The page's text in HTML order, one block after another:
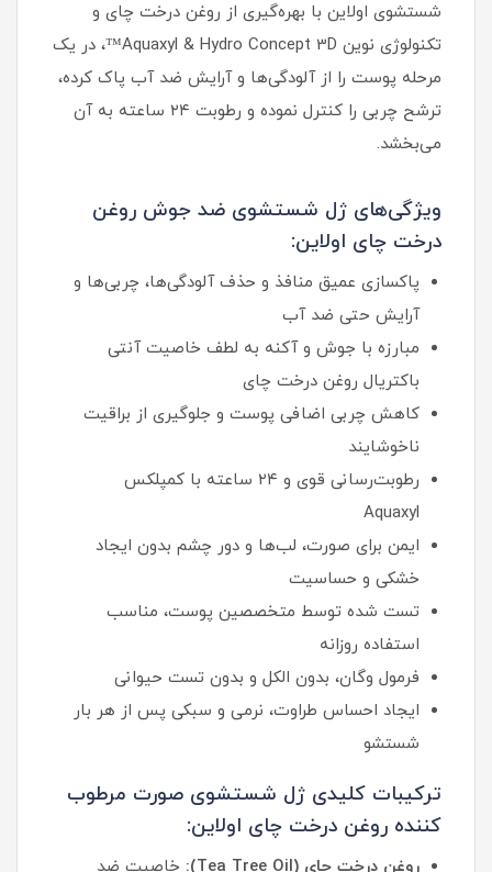
شستشوی اولاین با بهره‌گیری از روغن درخت چای و
تکنولوژی نوین Aquaxyl & Hydro Concept 3D™، در یک
مرحله پوست را از آلودگی‌ها و آرایش ضد آب پاک کرده،
ترشح چربی را کنترل نموده و رطوبت ۲۴ ساعته به آن
می‌بخشد.
ویژگی‌های ژل شستشوی ضد جوش روغن
درخت چای اولاین:
پاکسازی عمیق منافذ و حذف آلودگی‌ها، چربی‌ها و
آرایش حتی ضد آب
مبارزه با جوش و آکنه به لطف خاصیت آنتی‌
باکتریال روغن درخت چای
کاهش چربی اضافی پوست و جلوگیری از براقیت
ناخوشایند
رطوبت‌رسانی قوی و ۲۴ ساعته با کمپلکس
Aquaxyl
ایمن برای صورت، لب‌ها و دور چشم بدون ایجاد
خشکی و حساسیت
تست‌ شده توسط متخصصین پوست، مناسب
استفاده روزانه
فرمول وگان، بدون الکل و بدون تست حیوانی
ایجاد احساس طراوت، نرمی و سبکی پس از هر بار
شستشو
ترکیبات کلیدی ژل شستشوی صورت مرطوب
کننده روغن درخت چای اولاین:
روغن درخت چای (Tea Tree Oil): خاصیت ضد